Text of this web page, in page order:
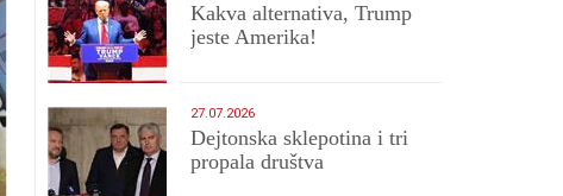
Kakva alternativa, Trump
jeste Amerika!
27.07.2026
Dejtonska sklepotina i tri
propala društva